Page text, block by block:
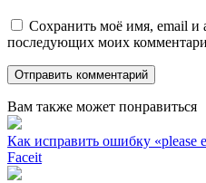
Сохранить моё имя, email и
последующих моих
Вам также может понравиться
Как исправить ошибку «please
Faceit